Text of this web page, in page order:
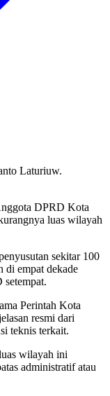
Laturiuw.
DPRD Kota
luas wilayah
sekitar 100
di empat dekade
Perintah Kota
resmi dari
teknis terkait.
wilayah ini
administratif atau